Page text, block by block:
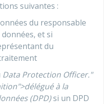
suivantes :
du responsable
et si
du
Data Protection Officer."
à la
(DPD)si un DPD